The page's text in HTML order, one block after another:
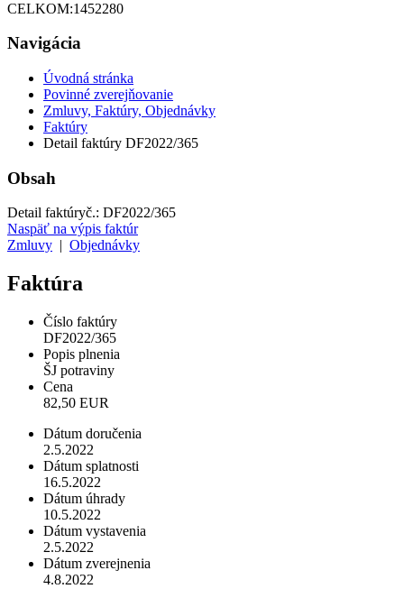
CELKOM:1452280
Navigácia
Úvodná stránka
Povinné zverejňovanie
Zmluvy, Faktúry, Objednávky
Faktúry
Detail faktúry DF2022/365
Obsah
Detail faktúryč.: DF2022/365
Naspäť na výpis faktúr
Zmluvy
Objednávky
Faktúra
Číslo faktúry
DF2022/365
Popis plnenia
ŠJ potraviny
Cena
82,50 EUR
Dátum doručenia
2.5.2022
Dátum splatnosti
16.5.2022
Dátum úhrady
10.5.2022
Dátum vystavenia
2.5.2022
Dátum zverejnenia
4.8.2022